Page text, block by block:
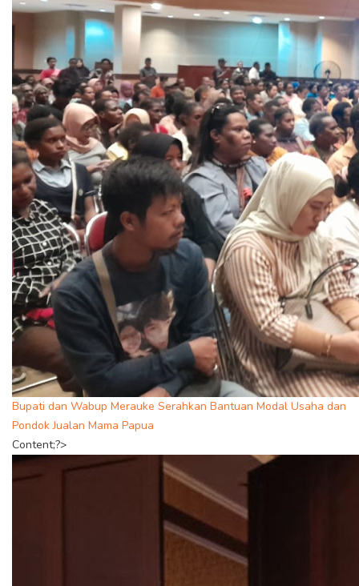
Bupati dan Wabup Merauke Serahkan Bantuan Modal Usaha dan
Pondok Jualan Mama Papua
Content;?>